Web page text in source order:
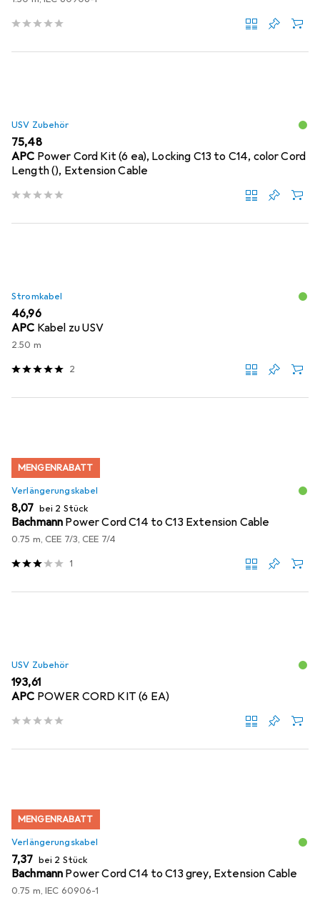
USV Zubehör
EUR
75,48
APC Power Cord Kit (6 ea), Locking C13 to C14, color Cord
Length (), Extension Cable
Stromkabel
EUR
46,96
APC Kabel zu USV
2.50 m
2
MENGENRABATT
Verlängerungskabel
EUR
8,07 bei 2 Stück
Bachmann Power Cord C14 to C13 Extension Cable
0.75 m, CEE 7/3, CEE 7/4
1
USV Zubehör
EUR
193,61
APC POWER CORD KIT (6 EA)
MENGENRABATT
Verlängerungskabel
EUR
7,37 bei 2 Stück
Bachmann Power Cord C14 to C13 grey, Extension Cable
0.75 m, IEC 60906-1